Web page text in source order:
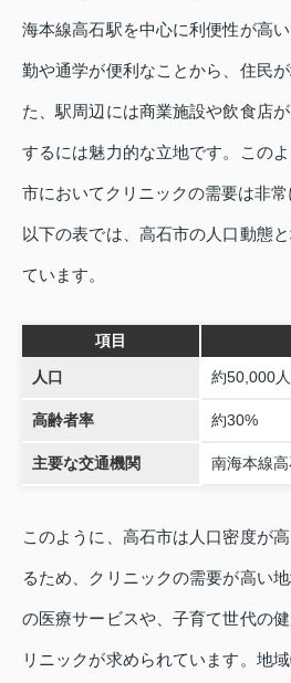
海本線高石駅を中心に利便性が高
勤や通学が便利なことから、住民
た、駅周辺には商業施設や飲食店
するには魅力的な立地です。この
市においてクリニックの需要は非常
以下の表では、高石市の人口動態
ています。
項目
人口 約50,000人
高齢者率 約30%
主要な交通機関 南海本線
このように、高石市は人口密度が
るため、クリニックの需要が高い
の医療サービスや、子育て世代の
リニックが求められています。地